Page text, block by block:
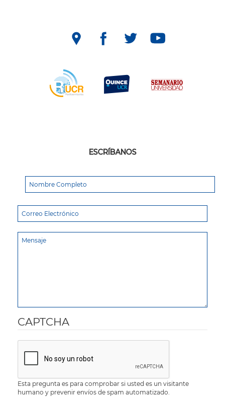
ESCRÍBANOS
CAPTCHA
Esta pregunta es para comprobar si usted es un visitante
humano y prevenir envíos de spam automatizado.